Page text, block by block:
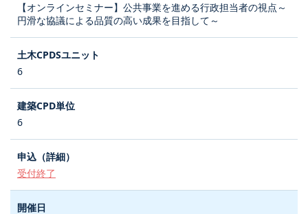
【オンラインセミナー】公共事業を進める行政担当者の視点～
円滑な協議による品質の高い成果を目指して～
6
6
受付終了